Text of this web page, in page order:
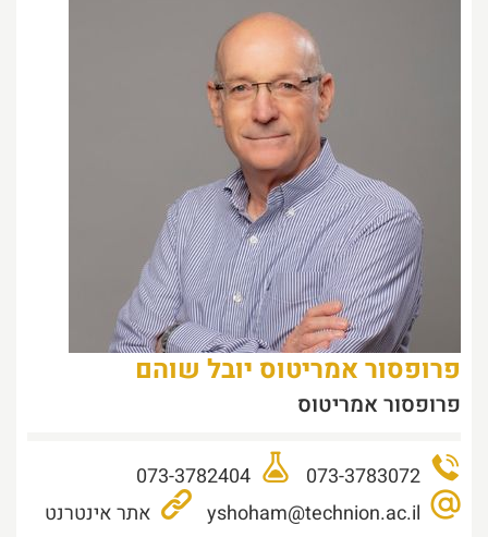
פרופסור אמריטוס יובל שוהם
פרופסור אמריטוס
073-3783072
073-3782404
yshoham@technion.ac.il
אתר אינטרנט